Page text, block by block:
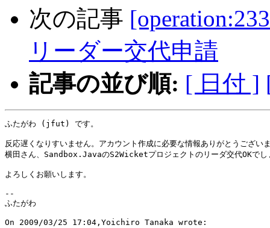
次の記事
リーダー交代申請
記事の並び順: [ 日付 ]
ふたがわ (jfut) です。
反応遅くなりすいません。アカウント作成に必要な情報ありがとうござい
横田さん、Sandbox.JavaのS2Wicketプロジェクトのリーダ交代OKでし
よろしくお願いします。
--
ふたがわ
On 2009/03/25 17:04,Yoichiro Tanaka wrote: